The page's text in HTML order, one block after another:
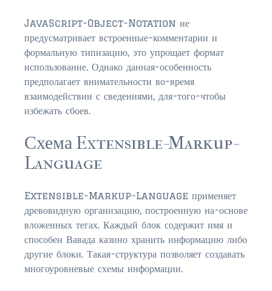
JavaScript-Object-Notation не
предусматривает встроенные-комментарии и
формальную типизацию, это упрощает формат
использование. Однако данная-особенность
предполагает внимательности во-время
взаимодействии с сведениями, для-того-чтобы
избежать сбоев.
Схема Extensible-Markup-
Language
Extensible-Markup-Language применяет
древовидную организацию, построенную на-основе
вложенных тегах. Каждый блок содержит имя и
способен Вавада казино хранить информацию либо
другие блоки. Такая-структура позволяет создавать
многоуровневые схемы информации.